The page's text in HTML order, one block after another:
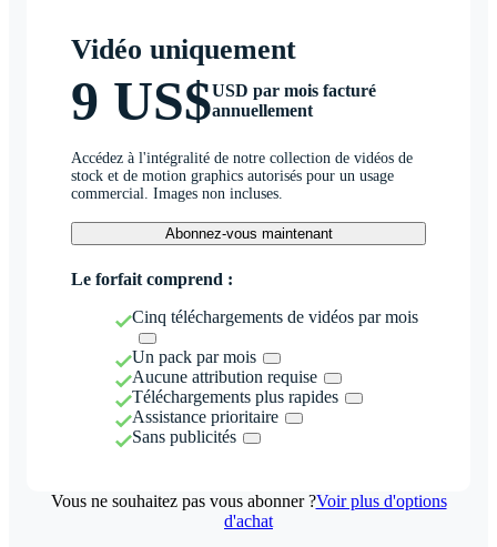
Vidéo uniquement
9 US$USD par mois facturé
annuellement
Accédez à l'intégralité de notre collection de vidéos de
stock et de motion graphics autorisés pour un usage
commercial. Images non incluses.
Abonnez-vous maintenant
Le forfait comprend :
Cinq téléchargements de vidéos par mois
Un pack par mois
Aucune attribution requise
Téléchargements plus rapides
Assistance prioritaire
Sans publicités
Vous ne souhaitez pas vous abonner ?Voir plus d'options
d'achat